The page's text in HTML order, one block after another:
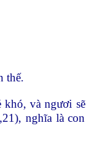
thế.
khó, và ngươi sẽ
nghĩa là con